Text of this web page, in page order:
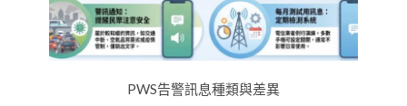
PWS告警訊息種類與差異